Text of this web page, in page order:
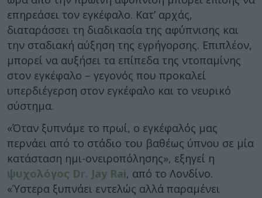
επηρεάσει τον εγκέφαλο. Κατ’ αρχάς,
διαταράσσει τη διαδικασία της αφύπνισης και
την σταδιακή αύξηση της εγρήγορσης. Επιπλέον,
μπορεί να αυξήσει τα επίπεδα της ντοπαμίνης
στον εγκέφαλο – γεγονός που προκαλεί
υπερδιέγερση στον εγκέφαλο και το νευρικό
σύστημα.
«Όταν ξυπνάμε το πρωί, ο εγκέφαλός μας
περνάει από το στάδιο του βαθέως ύπνου σε μία
κατάσταση ημι-ονειροπόλησης», εξηγεί η
ψυχολόγος Dr. Jay Rai, από το Λονδίνο.
«Ύστερα ξυπνάει εντελώς αλλά παραμένει